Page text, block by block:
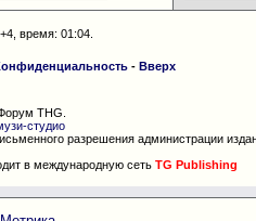
+4, время:01:04
- Вверх
THG.
студио
разрешения администрации
в международную сеть TG Publishing